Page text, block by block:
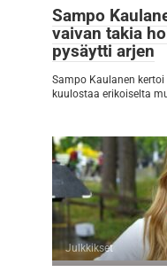
Sampo
vaivan takia
pysäytti arjen
Sampo Kaulanen
kuulostaa erikoiselta
Julkkikset